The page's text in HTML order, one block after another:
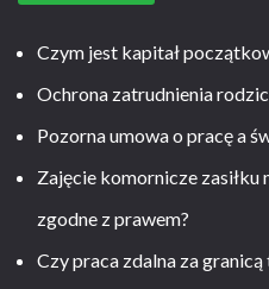
Czym jest kapitał
Ochrona zatrudnienia
Pozorna umowa o pracę a
Zajęcie komornicze
zgodne z prawem?
Czy praca zdalna za